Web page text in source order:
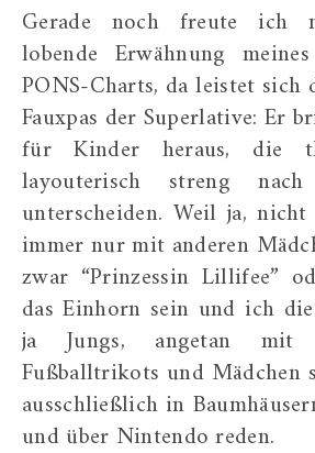
Gerade noch freute ich mich über die
lobende Erwähnung
PONS-Charts, da leistet sich
Fauxpas der Superlative: Er
für Kinder heraus, die
layouterisch streng nach
unterscheiden. Weil ja,
immer nur mit anderen
zwar “Prinzessin Lillifee”
das Einhorn sein und ich
ja Jungs, angetan mit
Fußballtrikots und Mädchen
ausschließlich in
und über Nintendo reden.